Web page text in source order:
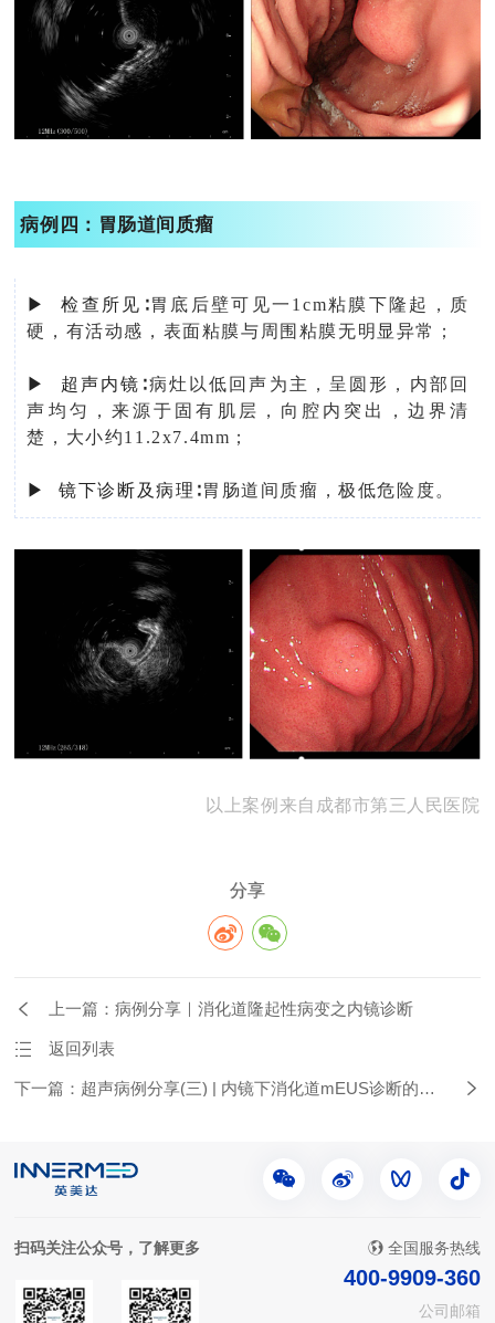
病例四： 胃肠道间质瘤
▶ 检查所见∶胃底后壁可见一1cm粘膜下隆起，质
硬，有活动感，表面粘膜与周围粘膜无明显异常；
▶ 超声内镜∶病灶以低回声为主，呈圆形，内部回
声均匀，来源于固有肌层，向腔内突出，边界清
楚，大小约11.2x7.4mm；
▶ 镜下诊断及病理∶胃肠道间质瘤，极低危险度。
以上案例来自成都市第三人民医院
分享
上一篇：病例分享｜消化道隆起性病变之内镜诊断
返回列表
下一篇：超声病例分享(三) | 内镜下消化道mEUS诊断的价
扫码关注公众号，了解更多 全国服务热线
400-9909-360
公司邮箱